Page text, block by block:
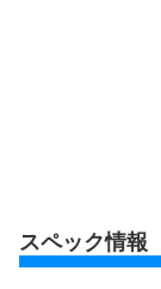
スペック情報